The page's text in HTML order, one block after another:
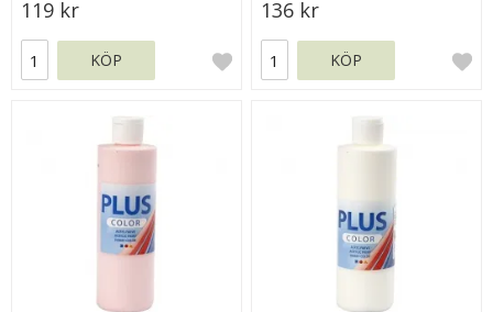
119 kr
KÖP
136 kr
KÖP